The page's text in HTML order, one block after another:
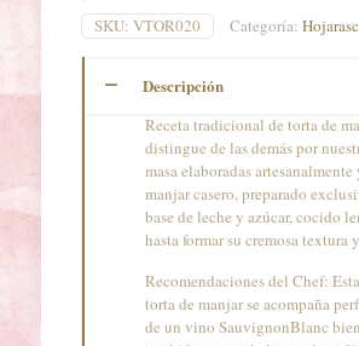
SKU: VTOR020 Categoría:
Descripción
Receta tradicional de torta de
distingue de las demás por
masa elaboradas artesanalmente
manjar casero, preparado
base de leche y azúcar, cocido
hasta formar su cremosa textura
Recomendaciones del Chef:
torta de manjar se acompaña
de un vino SauvignonBlanc